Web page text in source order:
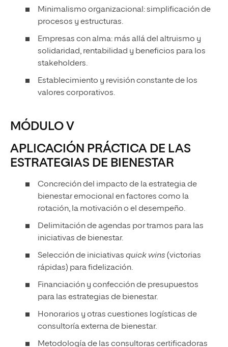
Minimalismo organizacional: simplificación de
procesos y estructuras.
Empresas con alma: más allá del altruismo y
solidaridad, rentabilidad y beneficios para los
stakeholders.
Establecimiento y revisión constante de los
valores corporativos.
MÓDULO V
APLICACIÓN PRÁCTICA DE LAS
ESTRATEGIAS DE BIENESTAR
Concreción del impacto de la estrategia de
bienestar emocional en factores como la
rotación, la motivación o el desempeño.
Delimitación de agendas por tramos para las
iniciativas de bienestar.
Selección de iniciativas quick wins (victorias
rápidas) para fidelización.
Financiación y confección de presupuestos
para las estrategias de bienestar.
Honorarios y otras cuestiones logísticas de
consultoría externa de bienestar.
Metodología de las consultoras certificadoras